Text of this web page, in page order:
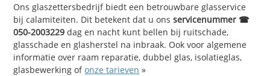
Ons glaszettersbedrijf biedt een betrouwbare glasservice
bij calamiteiten. Dit betekent dat u onsservicenummer ☎
050-2003229 dag en nacht kunt bellen bij ruitschade,
glasschade en glasherstel na inbraak. Ook voor algemene
informatie over raam reparatie, dubbel glas, isolatieglas,
glasbewerking ofonze tarieven »